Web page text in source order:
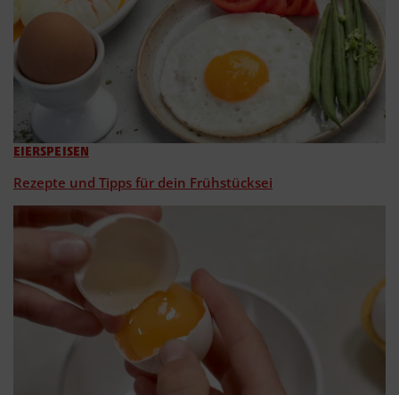
EIERSPEISEN
Rezepte und Tipps für dein Frühstücksei